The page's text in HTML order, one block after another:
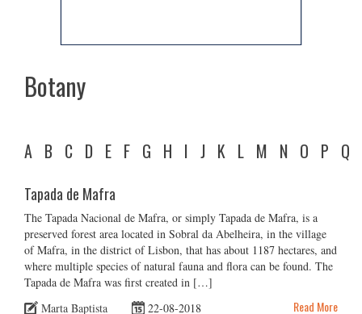
Botany
A B C D E F G H I J K L M N O P Q
Tapada de Mafra
The Tapada Nacional de Mafra, or simply Tapada de Mafra, is a
preserved forest area located in Sobral da Abelheira, in the village
of Mafra, in the district of Lisbon, that has about 1187 hectares, and
where multiple species of natural fauna and flora can be found. The
Tapada de Mafra was first created in […]
Marta Baptista
22-08-2018 Read More